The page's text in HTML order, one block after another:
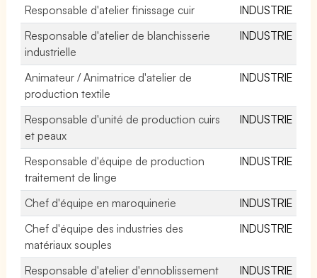
Responsable d'atelier finissage cuir
INDUSTRIE
Responsable d'atelier de blanchisserie
industrielle
INDUSTRIE
Animateur / Animatrice d'atelier de
production textile
INDUSTRIE
Responsable d'unité de production cuirs
et peaux
INDUSTRIE
Responsable d'équipe de production
traitement de linge
INDUSTRIE
Chef d'équipe en maroquinerie
INDUSTRIE
Chef d'équipe des industries des
matériaux souples
INDUSTRIE
Responsable d'atelier d'ennoblissement
INDUSTRIE